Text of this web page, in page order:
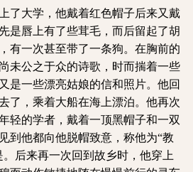
了大学，他戴着红色帽子后来又戴
是唇上有了些茸毛，而后留起了胡
有一次甚至带了一条狗。在胸前的
未公之于众的诗歌，时而揣着一些
是一些漂亮姑娘的信和照片。他回
了，乘着大船在海上漂泊。他再次
轻的学者，戴着一顶黑帽子和一双
到他都向他脱帽致意，称他为“教
后来再一次回到故乡时，他穿上